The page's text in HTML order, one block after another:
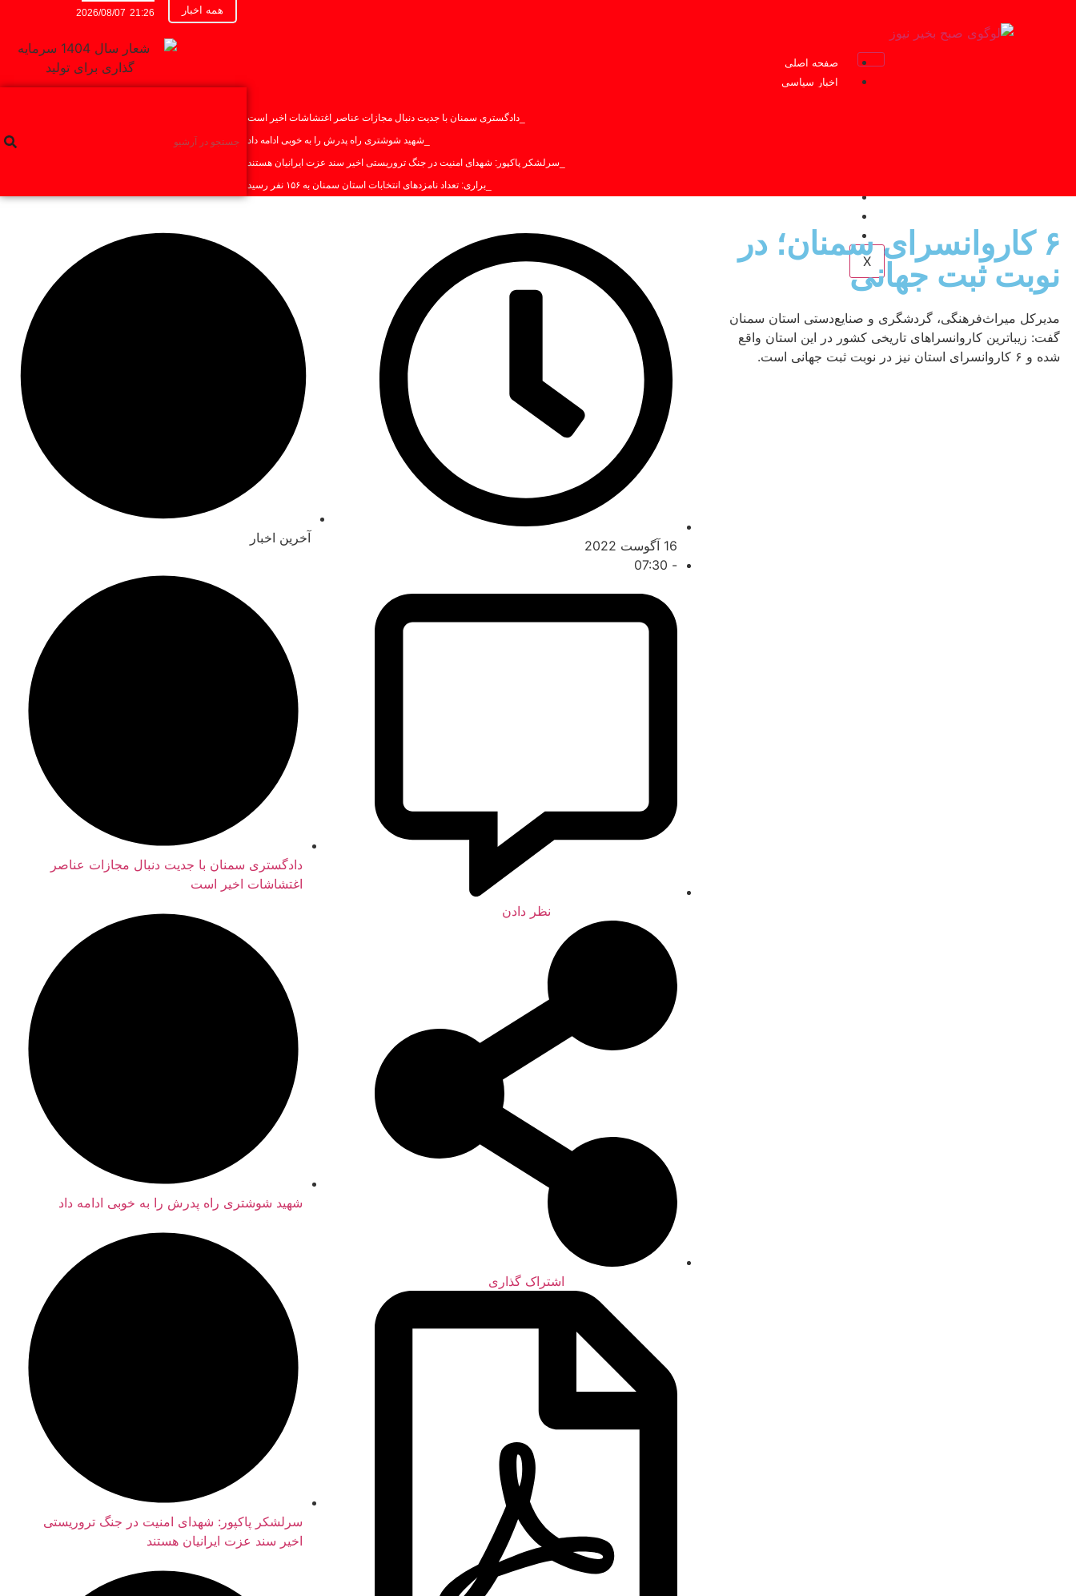
همه اخبار 21:26
2026/08/07
صفحه اصلی
اخبار سیاسی
پرونده ویژه
اخبار شهرستانها
X
دادگستری سمنان با جدیت دنبال مجازات عناصر اغتشاشات اخیر است
شهید شوشتری راه پدرش را به خوبی ادامه داد
سرلشکر پاکپور: شهدای امنیت در جنگ تروریستی اخیر سند عزت ایرانیان هستند
براری: تعداد نامزدهای انتخابات استان سمنان به ۱۵۶ نفر رسید
۶ کاروانسرای سمنان؛ در
نوبت ثبت جهانی
مدیرکل میراث‌فرهنگی، گردشگری و صنایع‌دستی استان سمنان
گفت: زیباترین کاروانسراهای تاریخی کشور در این استان واقع
شده‌ و ۶ کاروانسرای استان نیز در نوبت ثبت جهانی است.
16 آگوست 2022
-
07:30
نظر دادن
اشتراک گذاری
آخرین اخبار
دادگستری سمنان با جدیت دنبال مجازات عناصر
اغتشاشات اخیر است
شهید شوشتری راه پدرش را به خوبی ادامه داد
سرلشکر پاکپور: شهدای امنیت در جنگ تروریستی
اخیر سند عزت ایرانیان هستند